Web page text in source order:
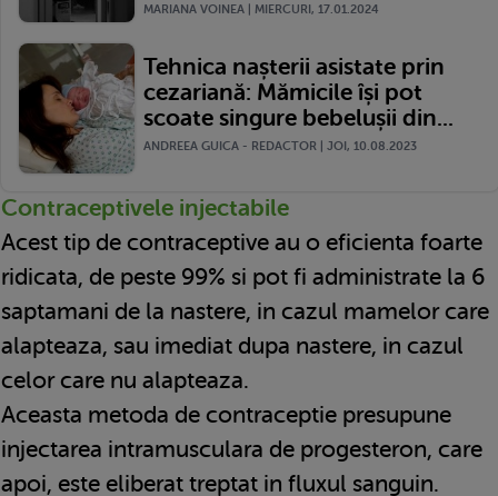
MARIANA VOINEA | MIERCURI, 17.01.2024
Tehnica nașterii asistate prin
cezariană: Mămicile își pot
scoate singure bebelușii din...
ANDREEA GUICA - REDACTOR | JOI, 10.08.2023
Contraceptivele injectabile
Acest tip de contraceptive au o eficienta foarte
ridicata, de peste 99% si pot fi administrate la 6
saptamani de la nastere, in cazul mamelor care
alapteaza, sau imediat dupa nastere, in cazul
celor care nu alapteaza.
Aceasta metoda de contraceptie presupune
injectarea intramusculara de progesteron, care
apoi, este eliberat treptat in fluxul sanguin.